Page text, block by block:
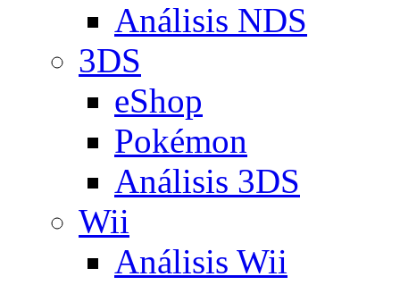
Análisis NDS
3DS
eShop
Pokémon
Análisis 3DS
Wii
Análisis Wii